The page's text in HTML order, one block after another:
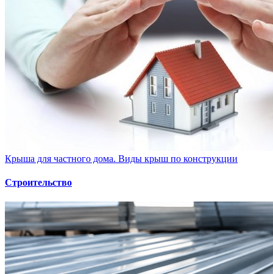
Крыша для частного дома. Виды крыш по конструкции
Строительство